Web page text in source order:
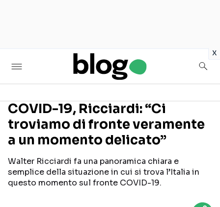
x
Seguici sui social
COVID-19, Ricciardi: “Ci
troviamo di fronte veramente
a un momento delicato”
Walter Ricciardi fa una panoramica chiara e
semplice della situazione in cui si trova l’Italia in
questo momento sul fronte COVID-19.